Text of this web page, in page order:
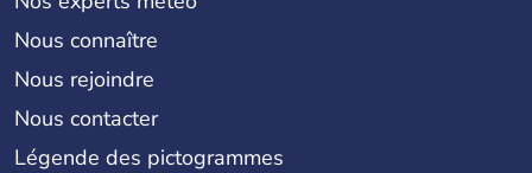
Nous connaître
Nous rejoindre
Nous contacter
Légende des pictogrammes